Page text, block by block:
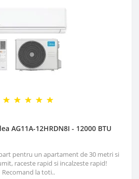
AG11A-12HRDN8I - 12000 BTU
pentru un apartament de 30 metri si
raceste rapid si incalzeste rapid!
Recomand la toti..